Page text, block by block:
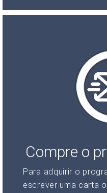
Compre o
Para adquirir o
escrever uma carta